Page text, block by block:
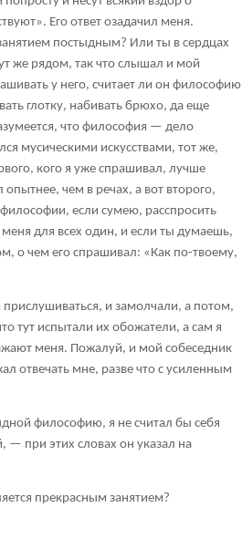
Его ответ озадачил меня.
постыдным? Или ты в сердцах
же рядом, так что слышал и мой
у него, считает ли он философию
глотку, набивать брюхо, да еще
что философия — дело
мусическими искусствами, тот же,
кого я уже спрашивал, лучше
чем в речах, а вот второго,
если сумею, расспросить
для всех один, и если ты думаешь,
о чем его спрашивал: «Как по-твоему,
и замолчали, а потом,
тут испытали их обожатели, а сам я
меня. Пожалуй, и мой собеседник
отвечать мне, разве что с усиленным
философию, я не считал бы себя
— при этих словах он указал на
прекрасным занятием?